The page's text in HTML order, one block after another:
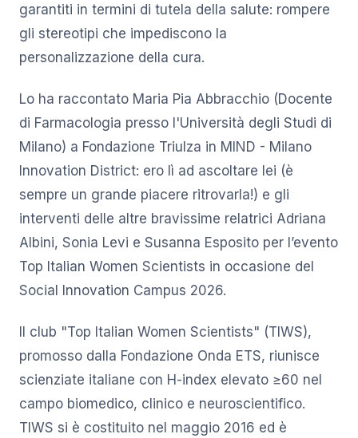
garantiti in termini di tutela della salute: rompere
gli stereotipi che impediscono la
personalizzazione della cura.
Lo ha raccontato Maria Pia Abbracchio (Docente
di Farmacologia presso l'Università degli Studi di
Milano) a Fondazione Triulza in MIND - Milano
Innovation District: ero lì ad ascoltare lei (è
sempre un grande piacere ritrovarla!) e gli
interventi delle altre bravissime relatrici Adriana
Albini, Sonia Levi e Susanna Esposito per l’evento
Top Italian Women Scientists in occasione del
Social Innovation Campus 2026.
Il club "Top Italian Women Scientists" (TIWS),
promosso dalla Fondazione Onda ETS, riunisce
scienziate italiane con H-index elevato ≥60 nel
campo biomedico, clinico e neuroscientifico.
TIWS si è costituito nel maggio 2016 ed è